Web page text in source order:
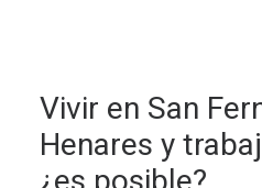
Vivir en San
Henares y